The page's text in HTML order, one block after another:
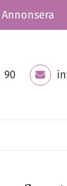
Annonsera
90